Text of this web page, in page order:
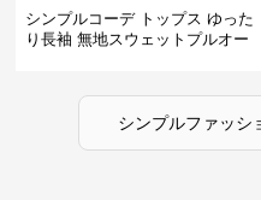
シンプルコーデ トップス ゆった
り長袖 無地スウェットプルオー
シンプルファッシ